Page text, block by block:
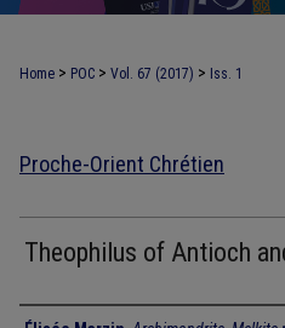
Home > POC > Vol. 67 (2017) > Iss. 1
Proche-Orient Chrétien
Theophilus of Antioch
Authors